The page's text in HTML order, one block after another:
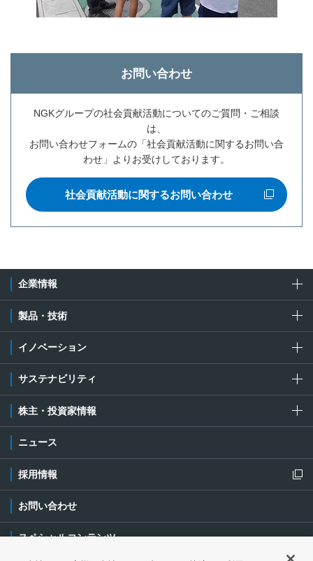
お問い合わせ
NGKグループの社会貢献活動についてのご質問・ご相談
は、
お問い合わせフォームの「社会貢献活動に関するお問い合
わせ」よりお受けしております。
社会貢献活動に関するお問い合わせ
新規ウィンドウを開きます
企業情報
製品・技術
イノベーション
サステナビリティ
株主・投資家情報
ニュース
採用情報
新規ウィンドウを開きます
お問い合わせ
スペシャルコンテンツ